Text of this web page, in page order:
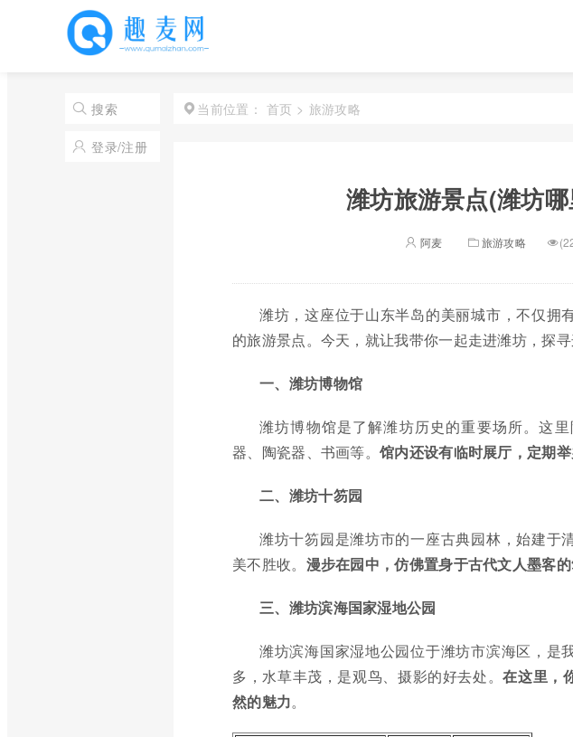
搜索
登录/注册
当前位置： 首页 > 旅游攻略
潍坊旅游景点(潍坊
阿麦 旅游攻略
潍坊，这座位于山东半岛的美丽城市，不仅拥
的旅游景点。今天，就让我带你一起走进潍坊，探寻
一、潍坊博物馆
潍坊博物馆是了解潍坊历史的重要场所。这
器、陶瓷器、书画等。馆内还设有临时展厅，定期
二、潍坊十笏园
潍坊十笏园是潍坊市的一座古典园林，始建于
美不胜收。 漫步在园中，仿佛置身于古代文人墨客
三、潍坊滨海国家湿地公园
潍坊滨海国家湿地公园位于潍坊市滨海区，是
多，水草丰茂，是观鸟、摄影的好去处。在这里，
然的魅力。